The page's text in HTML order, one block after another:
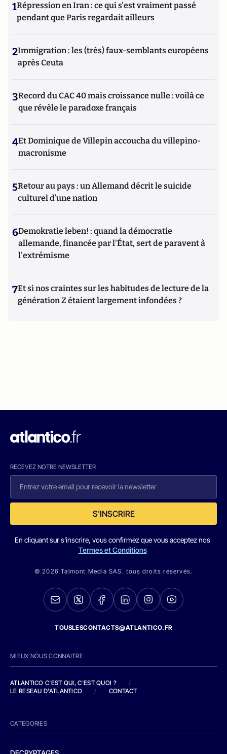
1Répression en Iran : ce qui s'est vraiment passé
pendant que Paris regardait ailleurs
2Immigration : les (très) faux-semblants européens
après Ceuta
3Record du CAC 40 mais croissance nulle : voilà ce
que révèle le paradoxe français
4Et Dominique de Villepin accoucha du villepino-
macronisme
5Retour au pays : un Allemand décrit le suicide
culturel d’une nation
6Demokratie leben! : quand la démocratie
allemande, financée par l'État, sert de paravent à
l'extrémisme
7Et si nos craintes sur les habitudes de lecture de la
génération Z étaient largement infondées ?
RECEVEZ NOTRE NEWSLETTER
S'INSCRIRE
En cliquant sur s'inscrire, vous confirmez que vous acceptez nos
Termes et Conditions
© 2026 Talmont Media SAS. tous droits réservés.
TOUSLESCONTACTS@ATLANTICO.FR
MIEUX NOUS CONNAITRE
ATLANTICO C'EST QUI, C'EST QUOI ?
/
LE RESEAU D'ATLANTICO
/ CONTACT
CATEGORIES